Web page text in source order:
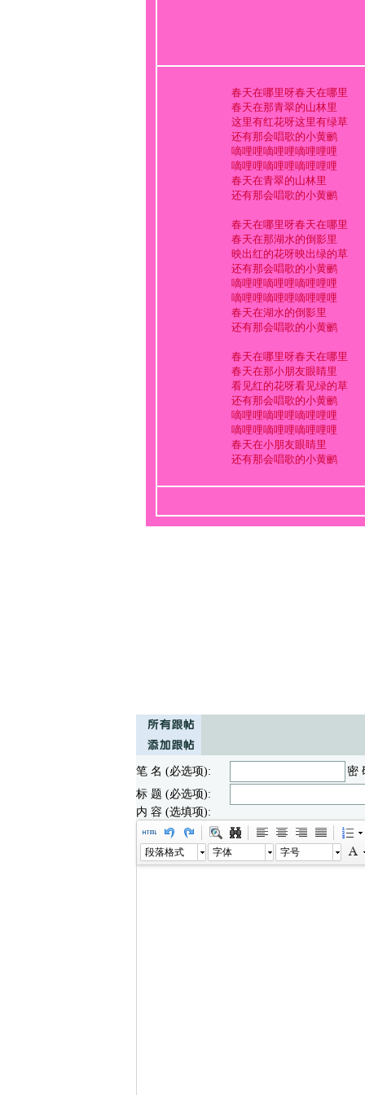
春天在哪里呀春天在哪里
春天在那青翠的山林里
这里有红花呀这里有绿草
还有那会唱歌的小黄鹂
嘀哩哩嘀哩哩嘀哩哩哩
嘀哩哩嘀哩哩嘀哩哩哩
春天在青翠的山林里
还有那会唱歌的小黄鹂
春天在哪里呀春天在哪里
春天在那湖水的倒影里
映出红的花呀映出绿的草
还有那会唱歌的小黄鹂
嘀哩哩嘀哩哩嘀哩哩哩
嘀哩哩嘀哩哩嘀哩哩哩
春天在湖水的倒影里
还有那会唱歌的小黄鹂
春天在哪里呀春天在哪里
春天在那小朋友眼睛里
看见红的花呀看见绿的草
还有那会唱歌的小黄鹂
嘀哩哩嘀哩哩嘀哩哩哩
嘀哩哩嘀哩哩嘀哩哩哩
春天在小朋友眼睛里
还有那会唱歌的小黄鹂
笔 名 (必选项):
密
标 题 (必选项):
内 容 (选填项):
段落格式 字体 字号